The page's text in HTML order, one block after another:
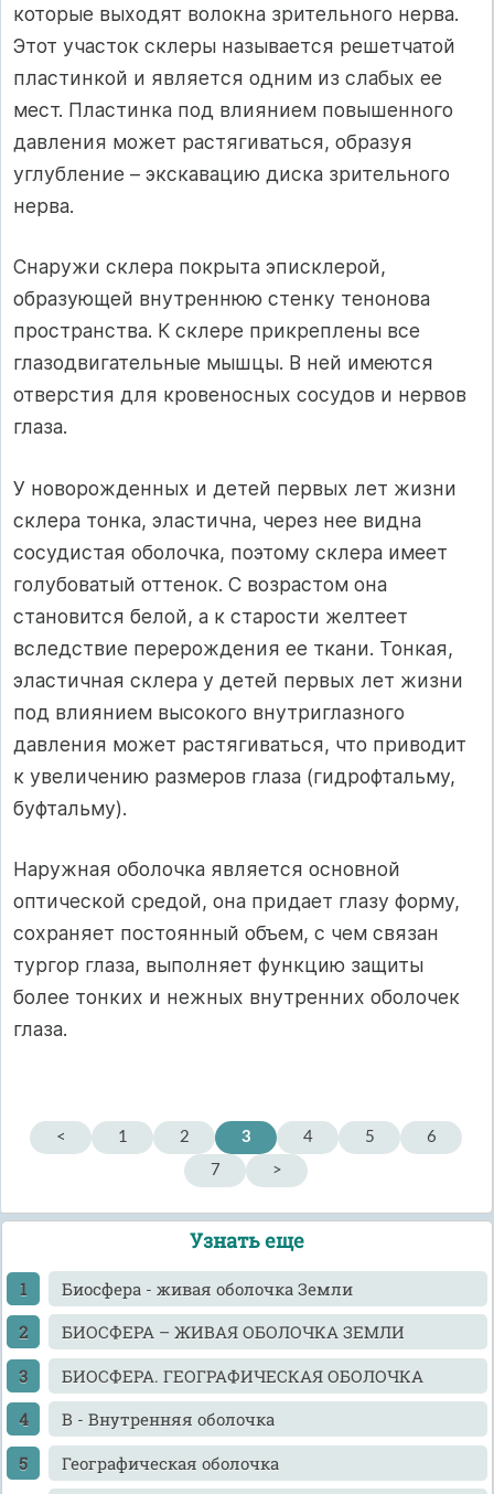
которые выходят волокна зрительного нерва.
Этот участок склеры называется решетчатой
пластинкой и является одним из слабых ее
мест. Пластинка под влиянием повышенного
давления может растягиваться, образуя
углубление – экскавацию диска зрительного
нерва.
Снаружи склера покрыта эписклерой,
образующей внутреннюю стенку тенонова
пространства. К склере прикреплены все
глазодвигательные мышцы. В ней имеются
отверстия для кровеносных сосудов и нервов
глаза.
У новорожденных и детей первых лет жизни
склера тонка, эластична, через нее видна
сосудистая оболочка, поэтому склера имеет
голубоватый оттенок. С возрастом она
становится белой, а к старости желтеет
вследствие перерождения ее ткани. Тонкая,
эластичная склера у детей первых лет жизни
под влиянием высокого внутриглазного
давления может растягиваться, что приводит
к увеличению размеров глаза (гидрофтальму,
буфтальму).
Наружная оболочка является основной
оптической средой, она придает глазу форму,
сохраняет постоянный объем, с чем связан
тургор глаза, выполняет функцию защиты
более тонких и нежных внутренних оболочек
глаза.
< 1 2 3 4 5
6
7
>
Узнать еще
Биосфера - живая оболочка Земли
БИОСФЕРА – ЖИВАЯ ОБОЛОЧКА ЗЕМЛИ
БИОСФЕРА. ГЕОГРАФИЧЕСКАЯ ОБОЛОЧКА
В - Внутренняя оболочка
Географическая оболочка